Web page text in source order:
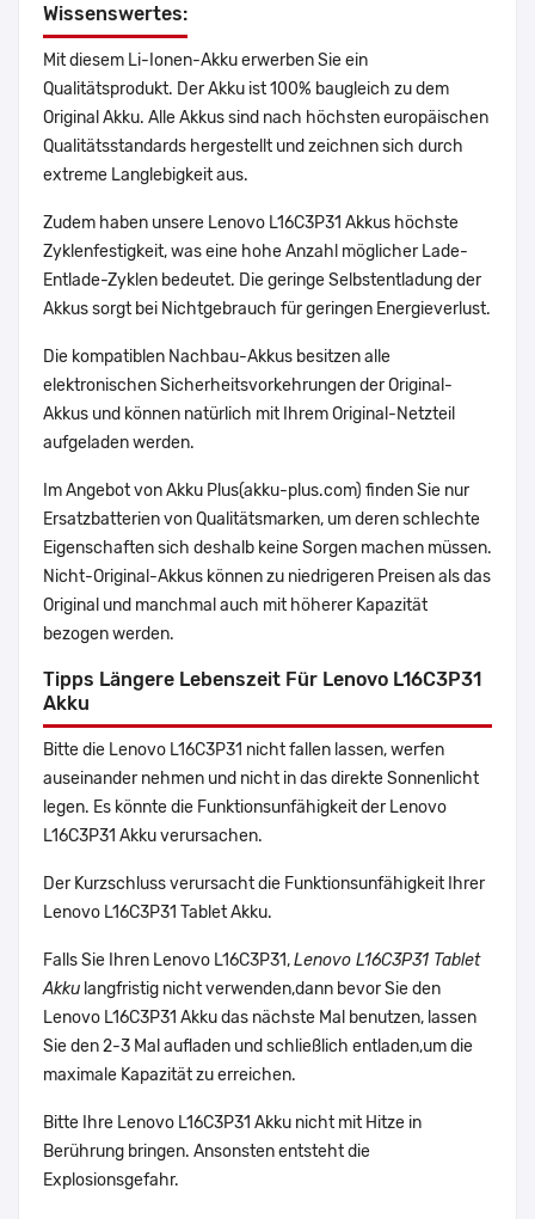
Wissenswertes:
Mit diesem Li-Ionen-Akku erwerben Sie ein
Qualitätsprodukt. Der Akku ist 100% baugleich zu dem
Original Akku. Alle Akkus sind nach höchsten europäischen
Qualitätsstandards hergestellt und zeichnen sich durch
extreme Langlebigkeit aus.
Zudem haben unsere Lenovo L16C3P31 Akkus höchste
Zyklenfestigkeit, was eine hohe Anzahl möglicher Lade-
Entlade-Zyklen bedeutet. Die geringe Selbstentladung der
Akkus sorgt bei Nichtgebrauch für geringen Energieverlust.
Die kompatiblen Nachbau-Akkus besitzen alle
elektronischen Sicherheitsvorkehrungen der Original-
Akkus und können natürlich mit Ihrem Original-Netzteil
aufgeladen werden.
Im Angebot von Akku Plus(akku-plus.com) finden Sie nur
Ersatzbatterien von Qualitätsmarken, um deren schlechte
Eigenschaften sich deshalb keine Sorgen machen müssen.
Nicht-Original-Akkus können zu niedrigeren Preisen als das
Original und manchmal auch mit höherer Kapazität
bezogen werden.
Tipps Längere Lebenszeit Für Lenovo L16C3P31
Akku
Bitte die Lenovo L16C3P31 nicht fallen lassen, werfen
auseinander nehmen und nicht in das direkte Sonnenlicht
legen. Es könnte die Funktionsunfähigkeit der Lenovo
L16C3P31 Akku verursachen.
Der Kurzschluss verursacht die Funktionsunfähigkeit Ihrer
Lenovo L16C3P31 Tablet Akku.
Falls Sie Ihren Lenovo L16C3P31,Lenovo L16C3P31 Tablet
Akku langfristig nicht verwenden,dann bevor Sie den
Lenovo L16C3P31 Akku das nächste Mal benutzen, lassen
Sie den 2-3 Mal aufladen und schließlich entladen,um die
maximale Kapazität zu erreichen.
Bitte Ihre Lenovo L16C3P31 Akku nicht mit Hitze in
Berührung bringen. Ansonsten entsteht die
Explosionsgefahr.